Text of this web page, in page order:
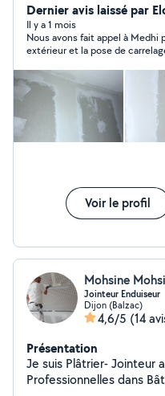
divers meubles faire de
petits travaux de
Dernier avis laissé par
Il y a 1 mois
Nous avons fait appel à
extérieur et la pose de
qualité. De plus, Medhi est
Nous n'hésiterons pas à le
Voir le profil
Mohsine
Jointeur Enduiseur
Dijon (Balzac)
4,6/5 (14
Présentation
Je suis Plâtrier- Jointeur
Professionnelles dans